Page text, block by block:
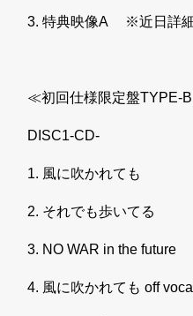
3. 特典映像A ※近日詳
≪初回仕様限定盤TYPE-
DISC1-CD-
1. 風に吹かれても
2. それでも歩いてる
3. NO WAR in the future
4. 風に吹かれても off